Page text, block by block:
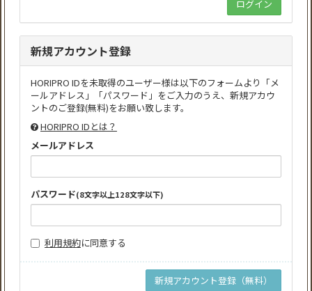
新規アカウント登録
HORIPRO IDを未取得のユーザー様は以下のフォームより「メ
ールアドレス」「パスワード」をご入力のうえ、新規アカウ
ントのご登録(無料)をお願い致します。
HORIPRO IDとは？
メールアドレス
パスワード(8文字以上128文字以下)
利用規約に同意する